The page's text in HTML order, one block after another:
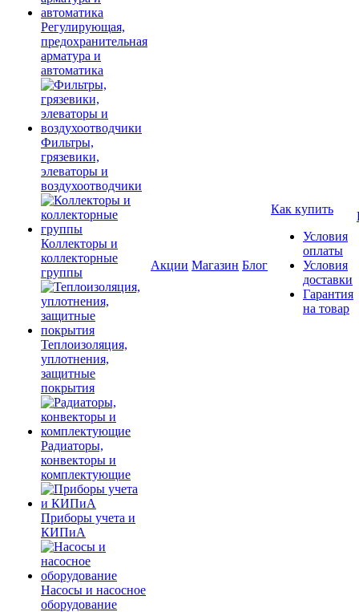
Регулирующая,
предохранительная
арматура и
автоматика
Фильтры,
грязевики,
элеваторы и
воздухоотводчики
Коллекторы и
коллекторные
группы
Теплоизоляция,
уплотнения,
защитные
покрытия
Радиаторы,
конвекторы и
комплектующие
Приборы учета и
КИПиА
Насосы и насосное
оборудование
Акции Магазин Блог
Как купить
Условия
оплаты
Условия
доставки
Гарантия
на товар